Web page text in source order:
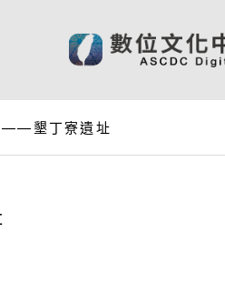
——墾丁寮遺址